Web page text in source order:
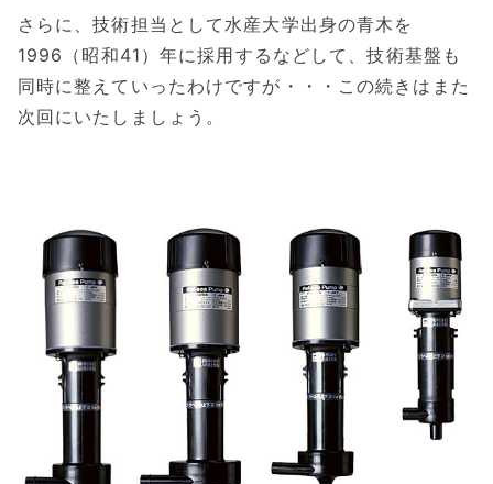
さらに、技術担当として水産大学出身の青木を
1996（昭和41）年に採用するなどして、技術基盤も
同時に整えていったわけですが・・・この続きはまた
次回にいたしましょう。